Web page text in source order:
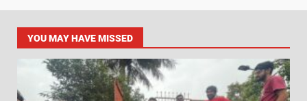
YOU MAY HAVE MISSED